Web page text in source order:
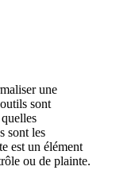
une
sont
sont les
est un élément
ou de plainte.